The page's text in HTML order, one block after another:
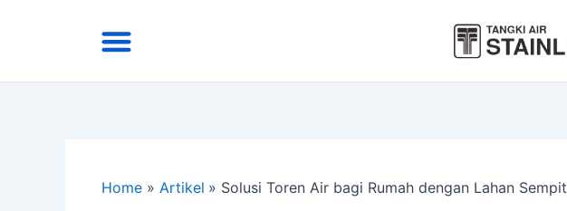
Menu
Home Artikel Solusi Toren Air bagi Rumah dengan Lahan Sempit